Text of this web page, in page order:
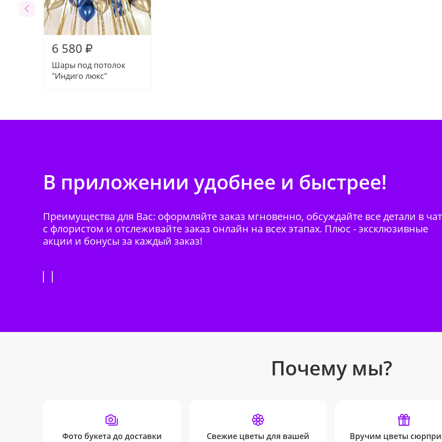
6 580 ₽
Шары под потолок
"Индиго люкс"
В приложении удобнее и быстрее!
Преимущества для Вас: оформляйте заказ мгновенно, обсуждайте все детали в
с флористом и отслеживайте заказ онлайн на всех этапах. Плюс - эксклюзивные
акции и бонусы за каждый заказ!
Почему мы?
Фото букета до доставки
Свежие цветы для вашей
Вручим цветы